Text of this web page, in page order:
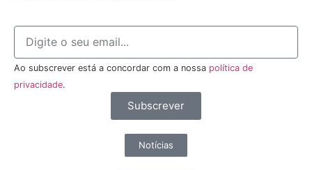
Ao subscrever está a concordar com a nossa política de
privacidade.
Subscrever
Notícias